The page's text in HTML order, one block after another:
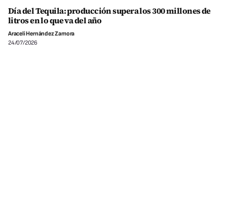
Día del Tequila: producción supera los 300 millones de
litros en lo que va del año
Araceli Hernández Zamora
24/07/2026